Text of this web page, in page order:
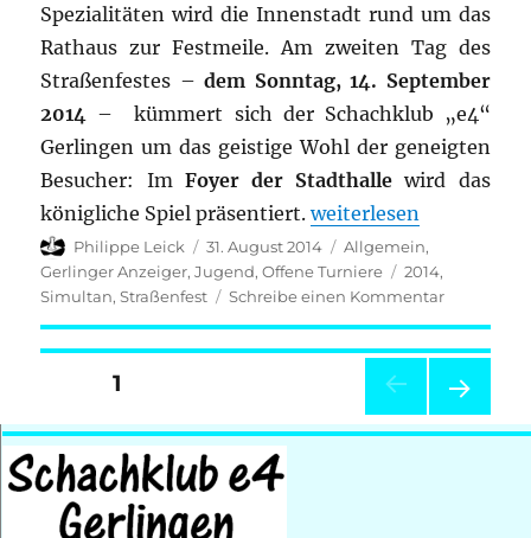
Spezialitäten wird die Innenstadt rund um das
Rathaus zur Festmeile. Am zweiten Tag des
Straßenfestes –dem Sonntag, 14. September
2014 – kümmert sich der Schachklub „e4“
Gerlingen um das geistige Wohl der geneigten
Besucher: Im Foyer der Stadthalle wird das
königliche Spiel präsentiert.„Vorschau:
weiterlesen
Autor
Philippe Leick
Veröffentlicht
am
31. August 2014 Kategorien
Allgemein,
Gerlinger Anzeiger,Jugend,Offene Turniere Schlagwörter
2014,
Simultan,Straßenfest Schreibe einen Kommentarzu
Straßenfest
Seitennummerierung
der
Beiträge
SEITE1
NÄC